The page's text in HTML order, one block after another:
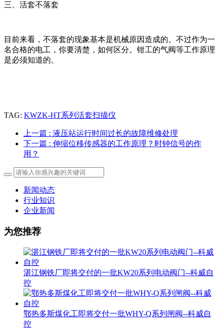
三、活套不落套
目前来看，不落套的现象基本是机械原因造成的。不过作为一
名合格的电工，你要清楚，如何区分。钳工的气阀等工作原理
是必须知道的。
TAG: KWZK-HT系列活套扫描仪
上一篇 : 液压站运行时间过长的故障维修处理
下一篇 : 伸缩位移传感器的工作原理？时钟信号的作
用？
新闻动态
行业知识
企业新闻
为您推荐
湛江钢铁厂即将交付的一批KW20系列电动阀门--科威自
控
鄂热多斯煤化工即将交付一批WHY-Q系列闸阀--科威自
控